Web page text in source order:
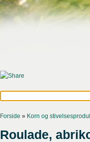
Forside » Korn og
Roulade,